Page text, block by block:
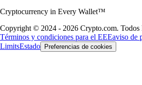
Cryptocurrency in Every Wallet™
Copyright © 2024 - 2026 Crypto.com. Todos
Términos y condiciones para el EEEaviso de
LimitsEstado Preferencias de cookies